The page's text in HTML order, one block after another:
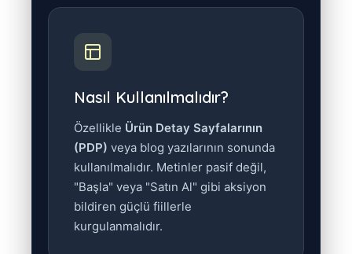
Nasıl Kullanılmalıdır?
Özellikle Ürün Detay Sayfalarının
(PDP) veya blog yazılarının sonunda
kullanılmalıdır. Metinler pasif değil,
"Başla" veya "Satın Al" gibi aksiyon
bildiren güçlü fiillerle
kurgulanmalıdır.